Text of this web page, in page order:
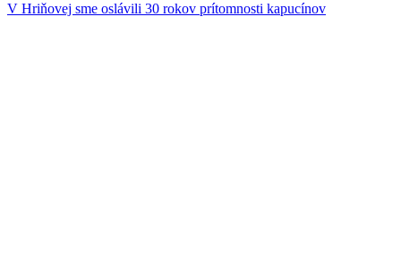
V Hriňovej sme oslávili 30 rokov prítomnosti kapucínov